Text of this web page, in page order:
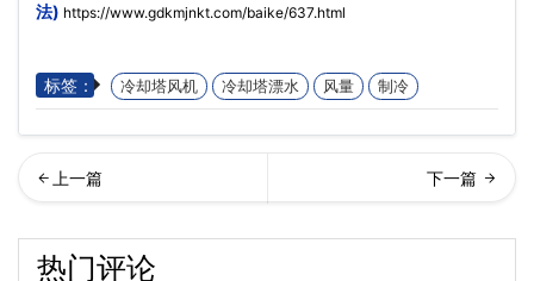
法) https://www.gdkmjnkt.com/baike/637.html
标签： 冷却塔风机 冷却塔漂水 风量 制冷
热门评论